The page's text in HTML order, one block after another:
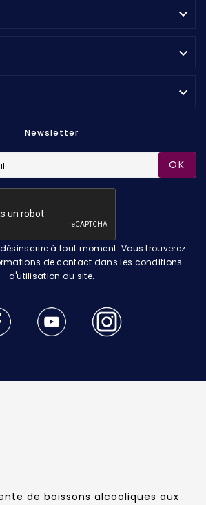



Newsletter
OK
à tout moment. Vous trouverez
de contact dans les conditions
d'utilisation du site.
de boissons alcooliques aux